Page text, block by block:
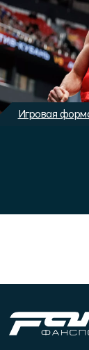
Игровая